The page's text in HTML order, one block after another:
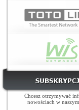
Chcesz otrzymywać
nowościach w